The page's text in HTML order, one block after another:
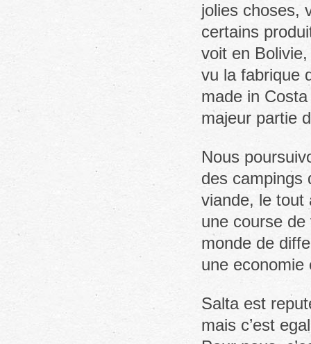
jolies choses,
certains
voit en
vu la fabrique
made in
majeur partie
Nous
des campings
viande, le tout
une course de
monde de
une
Salta est
mais c’est